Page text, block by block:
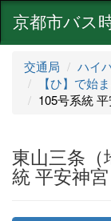
京都市バス
交通局 ハイ
【ひ】で始
105号系統
東山三条（
統 平安神